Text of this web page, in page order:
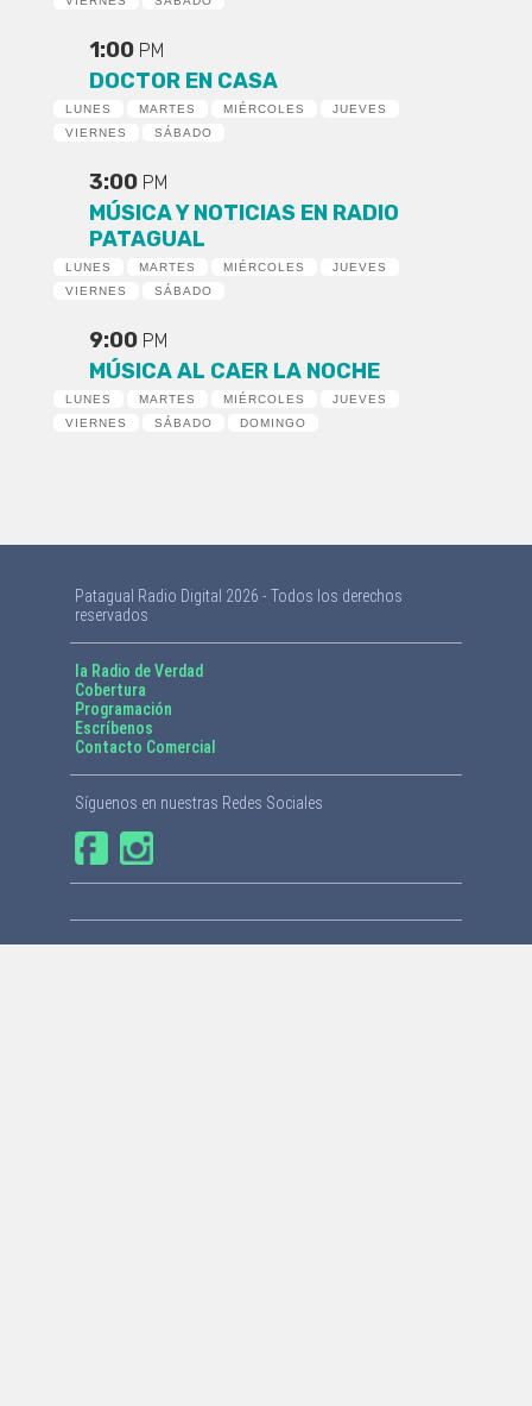
1:00 PM
DOCTOR EN CASA
LUNES MARTES MIÉRCOLES
JUEVES
VIERNES
SÁBADO
3:00 PM
MÚSICA Y NOTICIAS EN RADIO
PATAGUAL
LUNES MARTES MIÉRCOLES
JUEVES
VIERNES
SÁBADO
9:00 PM
MÚSICA AL CAER LA NOCHE
LUNES MARTES MIÉRCOLES
JUEVES
VIERNES
SÁBADO DOMINGO
Patagual Radio Digital 2026 - Todos los derechos
reservados
la Radio de Verdad
Cobertura
Programación
Escríbenos
Contacto Comercial
Síguenos en nuestras Redes Sociales